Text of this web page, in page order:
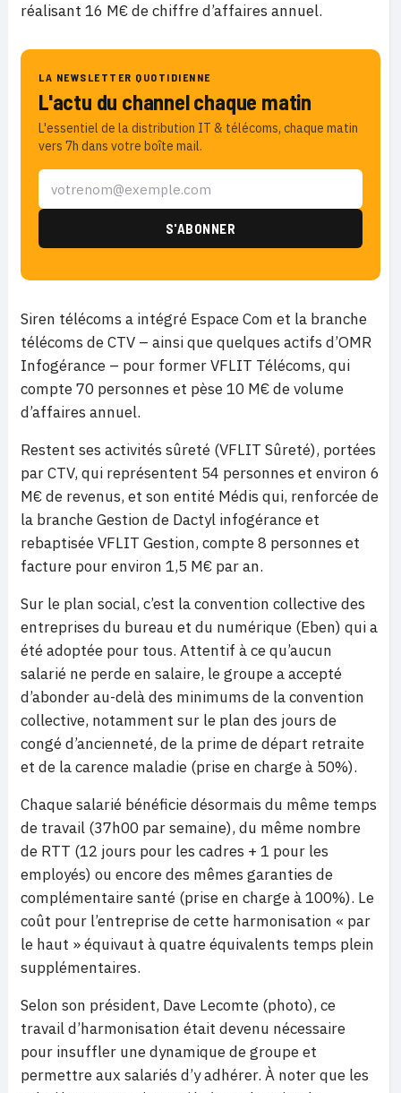
réalisant 16 M€ de chiffre d’affaires annuel.
LA NEWSLETTER QUOTIDIENNE
L'actu du channel chaque matin
L'essentiel de la distribution IT & télécoms, chaque matin
vers 7h dans votre boîte mail.
Siren télécoms a intégré Espace Com et la branche
télécoms de CTV – ainsi que quelques actifs d’OMR
Infogérance – pour former VFLIT Télécoms, qui
compte 70 personnes et pèse 10 M€ de volume
d’affaires annuel.
Restent ses activités sûreté (VFLIT Sûreté), portées
par CTV, qui représentent 54 personnes et environ 6
M€ de revenus, et son entité Médis qui, renforcée de
la branche Gestion de Dactyl infogérance et
rebaptisée VFLIT Gestion, compte 8 personnes et
facture pour environ 1,5 M€ par an.
Sur le plan social, c’est la convention collective des
entreprises du bureau et du numérique (Eben) qui a
été adoptée pour tous. Attentif à ce qu’aucun
salarié ne perde en salaire, le groupe a accepté
d’abonder au-delà des minimums de la convention
collective, notamment sur le plan des jours de
congé d’ancienneté, de la prime de départ retraite
et de la carence maladie (prise en charge à 50%).
Chaque salarié bénéficie désormais du même temps
de travail (37h00 par semaine), du même nombre
de RTT (12 jours pour les cadres + 1 pour les
employés) ou encore des mêmes garanties de
complémentaire santé (prise en charge à 100%). Le
coût pour l’entreprise de cette harmonisation « par
le haut » équivaut à quatre équivalents temps plein
supplémentaires.
Selon son président, Dave Lecomte (photo), ce
travail d’harmonisation était devenu nécessaire
pour insuffler une dynamique de groupe et
permettre aux salariés d’y adhérer. À noter que les